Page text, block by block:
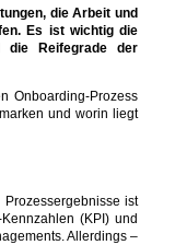
die Arbeit und
Es ist wichtig die
die Reifegrade der
Onboarding-Prozess
und worin liegt
ist
(KPI) und
Allerdings –